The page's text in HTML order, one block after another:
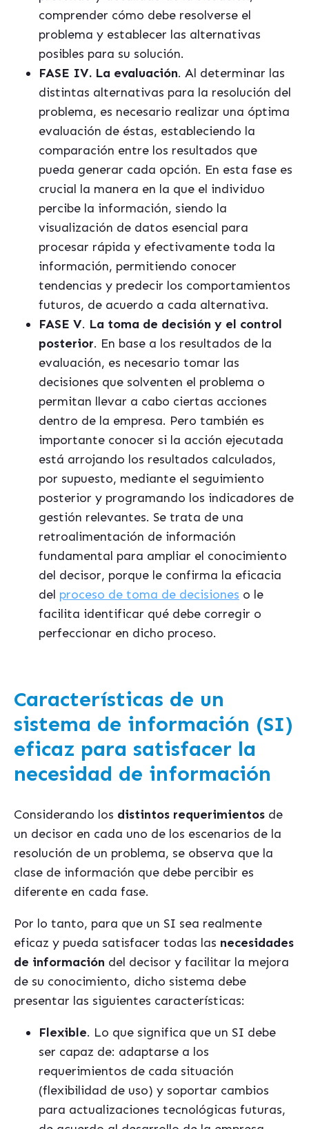
comprender cómo debe resolverse el
problema y establecer las alternativas
posibles para su solución.
FASE IV. La evaluación. Al determinar las
distintas alternativas para la resolución del
problema, es necesario realizar una óptima
evaluación de éstas, estableciendo la
comparación entre los resultados que
pueda generar cada opción. En esta fase es
crucial la manera en la que el individuo
percibe la información, siendo la
visualización de datos esencial para
procesar rápida y efectivamente toda la
información, permitiendo conocer
tendencias y predecir los comportamientos
futuros, de acuerdo a cada alternativa.
FASE V. La toma de decisión y el control
posterior. En base a los resultados de la
evaluación, es necesario tomar las
decisiones que solventen el problema o
permitan llevar a cabo ciertas acciones
dentro de la empresa. Pero también es
importante conocer si la acción ejecutada
está arrojando los resultados calculados,
por supuesto, mediante el seguimiento
posterior y programando los indicadores de
gestión relevantes. Se trata de una
retroalimentación de información
fundamental para ampliar el conocimiento
del decisor, porque le confirma la eficacia
del proceso de toma de decisiones o le
facilita identificar qué debe corregir o
perfeccionar en dicho proceso.
Características de un
sistema de información (SI)
eficaz para satisfacer la
necesidad de información
Considerando los distintos requerimientos de
un decisor en cada uno de los escenarios de la
resolución de un problema, se observa que la
clase de información que debe percibir es
diferente en cada fase.
Por lo tanto, para que un SI sea realmente
eficaz y pueda satisfacer todas las necesidades
de información del decisor y facilitar la mejora
de su conocimiento, dicho sistema debe
presentar las siguientes características:
Flexible. Lo que significa que un SI debe
ser capaz de: adaptarse a los
requerimientos de cada situación
(flexibilidad de uso) y soportar cambios
para actualizaciones tecnológicas futuras,